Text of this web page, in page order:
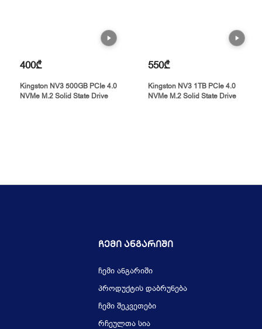
400₾
Kingston NV3 500GB PCIe 4.0
NVMe M.2 Solid State Drive
550₾
Kingston NV3 1TB PCIe 4.0
NVMe M.2 Solid State Drive
Ჩემი Ანგარიში
ჩემი ანგარიში
პროდუქტის დაბრუნება
ჩემი შეკვეთები
რჩეულთა სია